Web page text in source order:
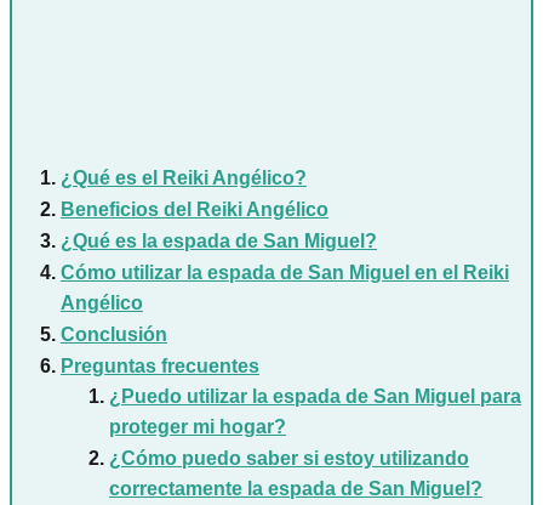
¿Qué es el Reiki Angélico?
Beneficios del Reiki Angélico
¿Qué es la espada de San Miguel?
Cómo utilizar la espada de San Miguel en el Reiki
Angélico
Conclusión
Preguntas frecuentes
¿Puedo utilizar la espada de San Miguel para
proteger mi hogar?
¿Cómo puedo saber si estoy utilizando
correctamente la espada de San Miguel?